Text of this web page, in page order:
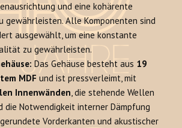
und eine kohärente
gewährleisten. Alle Komponenten sind
ausgewählt, um eine konstante
zu gewährleisten.
Das Gehäuse besteht aus 19
MDF und ist pressverleimt, mit
Innenwänden, die stehende Wellen
die Notwendigkeit interner Dämpfung
Vorderkanten und akustischer